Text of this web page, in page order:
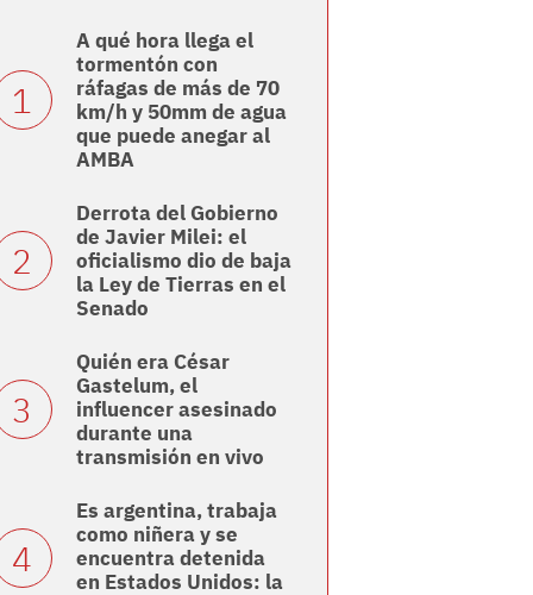
A qué hora llega el
tormentón con
ráfagas de más de 70
km/h y 50mm de agua
que puede anegar al
AMBA
Derrota del Gobierno
de Javier Milei: el
oficialismo dio de baja
la Ley de Tierras en el
Senado
Quién era César
Gastelum, el
influencer asesinado
durante una
transmisión en vivo
Es argentina, trabaja
como niñera y se
encuentra detenida
en Estados Unidos: la